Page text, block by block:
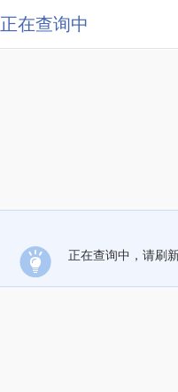
正在查询中
正在查询中，请刷